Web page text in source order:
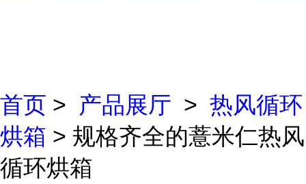
首页 > 产品展厅 > 热风循环
烘箱 > 规格齐全的薏米仁热风
循环烘箱